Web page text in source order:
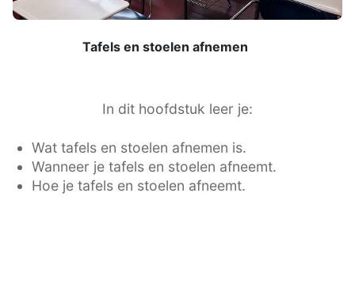
Tafels en stoelen afnemen
In dit hoofdstuk leer je:
Wat tafels en stoelen afnemen is.
Wanneer je tafels en stoelen afneemt.
Hoe je tafels en stoelen afneemt.